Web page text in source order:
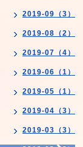
2019-09（3）
2019-08（2）
2019-07（4）
2019-06（1）
2019-05（1）
2019-04（3）
2019-03（3）